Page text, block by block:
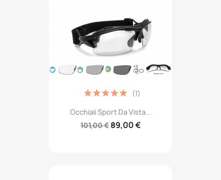
Occhiali Sport Da Vista...
101,00 € 89,00 €
(1)